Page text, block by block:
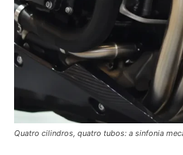
Quatro cilindros, quatro tubos: a sinfonia